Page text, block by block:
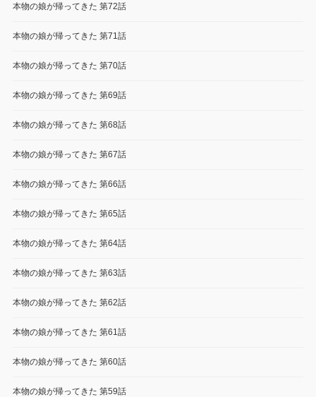
本物の娘が帰ってきた 第72話
本物の娘が帰ってきた 第71話
本物の娘が帰ってきた 第70話
本物の娘が帰ってきた 第69話
本物の娘が帰ってきた 第68話
本物の娘が帰ってきた 第67話
本物の娘が帰ってきた 第66話
本物の娘が帰ってきた 第65話
本物の娘が帰ってきた 第64話
本物の娘が帰ってきた 第63話
本物の娘が帰ってきた 第62話
本物の娘が帰ってきた 第61話
本物の娘が帰ってきた 第60話
本物の娘が帰ってきた 第59話